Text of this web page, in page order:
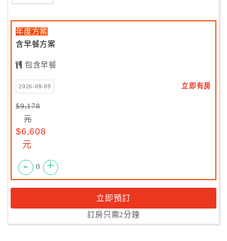
年度方案
含早餐方案
包含早餐
2026-08-09 立即有房
$9,178
元
$6,608
元
- 0 +
立即預訂
訂房只需2分鐘